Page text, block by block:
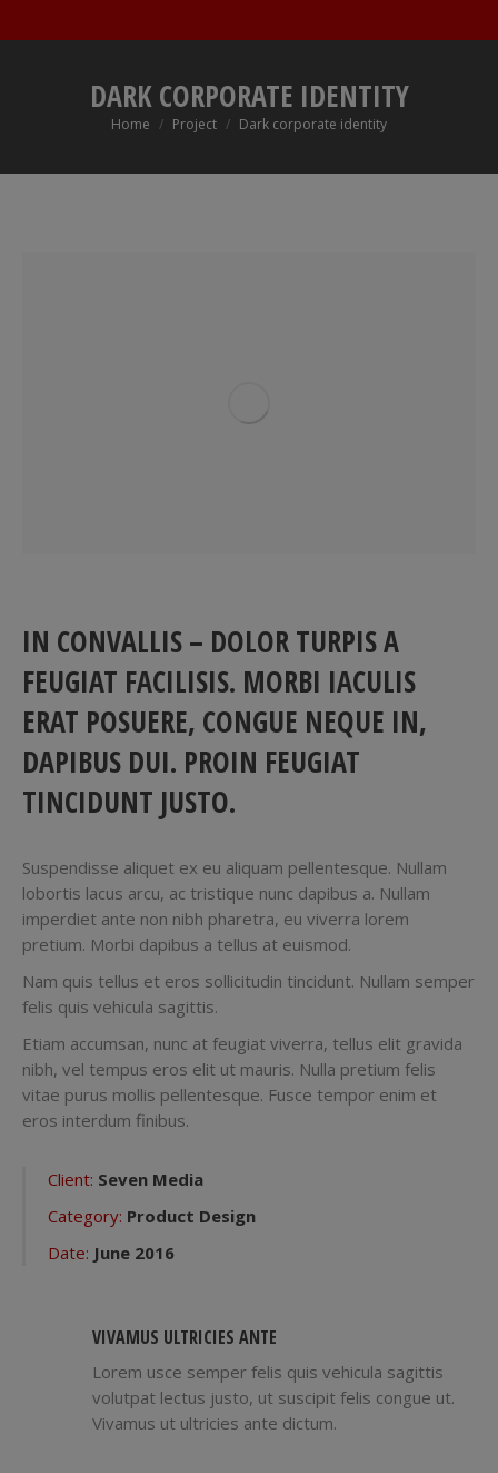
DARK CORPORATE IDENTITY
You are here:
Home Project Dark corporate identity
IN CONVALLIS – DOLOR TURPIS A
FEUGIAT FACILISIS. MORBI IACULIS
ERAT POSUERE, CONGUE NEQUE IN,
DAPIBUS DUI. PROIN FEUGIAT
TINCIDUNT JUSTO.
Suspendisse aliquet ex eu aliquam pellentesque. Nullam
lobortis lacus arcu, ac tristique nunc dapibus a. Nullam
imperdiet ante non nibh pharetra, eu viverra lorem
pretium. Morbi dapibus a tellus at euismod.
Nam quis tellus et eros sollicitudin tincidunt. Nullam semper
felis quis vehicula sagittis.
Etiam accumsan, nunc at feugiat viverra, tellus elit gravida
nibh, vel tempus eros elit ut mauris. Nulla pretium felis
vitae purus mollis pellentesque. Fusce tempor enim et
eros interdum finibus.
Client: Seven Media
Category: Product Design
Date: June 2016
VIVAMUS ULTRICIES ANTE
Lorem usce semper felis quis vehicula sagittis
volutpat lectus justo, ut suscipit felis congue ut.
Vivamus ut ultricies ante dictum.